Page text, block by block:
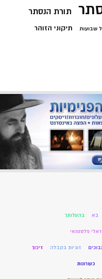
תורת הנסתר
שבועות תיקוני הזוהר
בא בהעלותך
פלסטנאי
זוגיות בקבלה זיכוך
כשרונות